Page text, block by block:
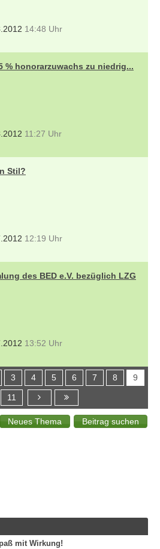
14:48 Uhr
% honorarzuwachs zu niedrig...
11:27 Uhr
Stil?
12:19 Uhr
des BED e.V. bezüglich LZG
13:52 Uhr
3 4 5 6 7 8 9
11
mit Wirkung!